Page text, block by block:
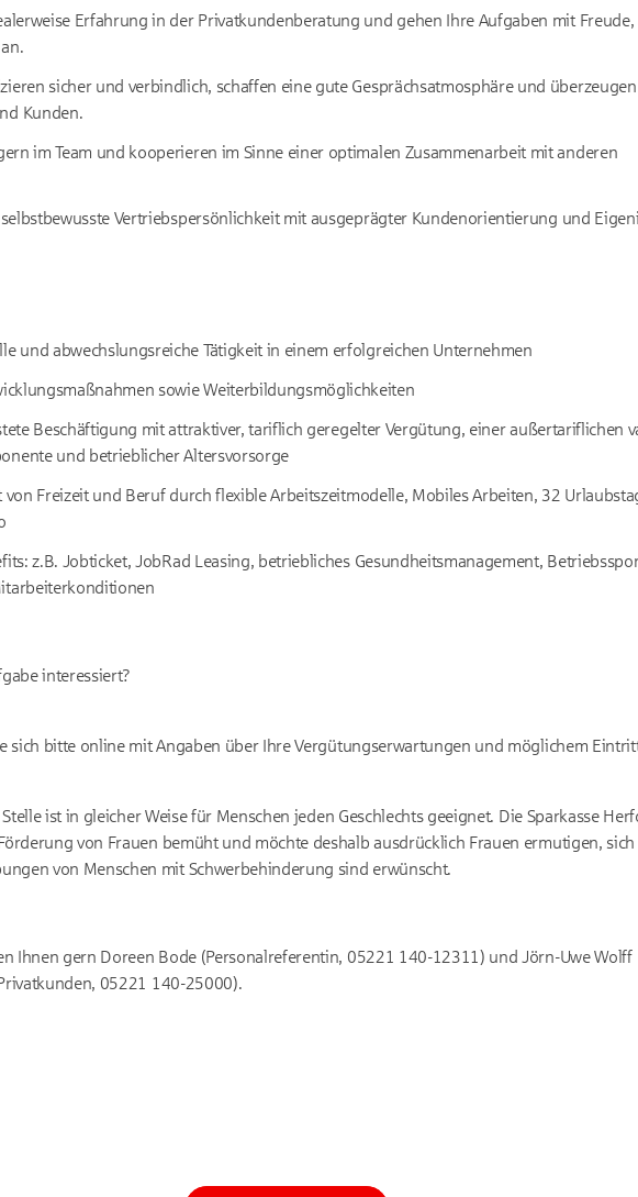
Erfahrung in der Privatkundenberatung und gehen Ihre Aufgaben mit Freude,
sicher und verbindlich, schaffen eine gute Gesprächsatmosphäre und
Kunden.
im Team und kooperieren im Sinne einer optimalen Zusammenarbeit mit anderen
Vertriebspersönlichkeit mit ausgeprägter Kundenorientierung und
und abwechslungsreiche Tätigkeit in einem erfolgreichen Unternehmen
sowie Weiterbildungsmöglichkeiten
Beschäftigung mit attraktiver, tariflich geregelter Vergütung, einer außertariflichen
und betrieblicher Altersvorsorge
von Freizeit und Beruf durch flexible Arbeitszeitmodelle, Mobiles Arbeiten, 32
z.B. Jobticket, JobRad Leasing, betriebliches Gesundheitsmanagement,
interessiert?
sich bitte online mit Angaben über Ihre Vergütungserwartungen und möglichem
ist in gleicher Weise für Menschen jeden Geschlechts geeignet. Die Sparkasse
von Frauen bemüht und möchte deshalb ausdrücklich Frauen ermutigen, sich
von Menschen mit Schwerbehinderung sind erwünscht.
Ihnen gern Doreen Bode (Personalreferentin, 05221 140-12311) und Jörn-Uwe Wolff
05221 140-25000).